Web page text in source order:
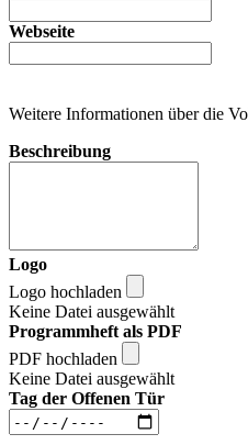
Webseite
Weitere Informationen über die
Beschreibung
Logo
Logo hochladen
Keine Datei ausgewählt
Programmheft als PDF
PDF hochladen
Keine Datei ausgewählt
Tag der Offenen Tür